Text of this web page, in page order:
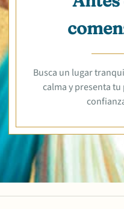
Busca un lugar
calma y presenta